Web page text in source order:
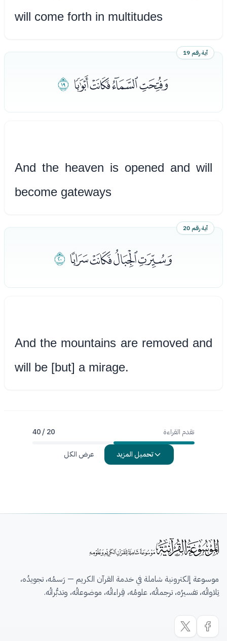
will come forth in multitudes
آية رقم 19
ﮟﮠﮡﮢ ﮣ
And the heaven is opened and will
become gateways
آية رقم 20
ﮤﮥﮦﮧﮨ
And the mountains are removed and
will be [but] a mirage.
تقدم القراءة 20 / 40
تحميل المزيد عرض الكل
موسوعة إلكترونية شاملة في خدمة القرآن الكريم — رَسمُه، تجويدُه،
تِلاواتُه، تفسيرُه، ترجماتُه، علومُه، قِراءاتُه، موضوعاتُه، وتدبُّراتُه.